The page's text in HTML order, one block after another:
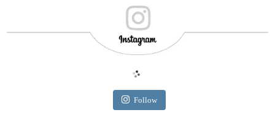
Follow